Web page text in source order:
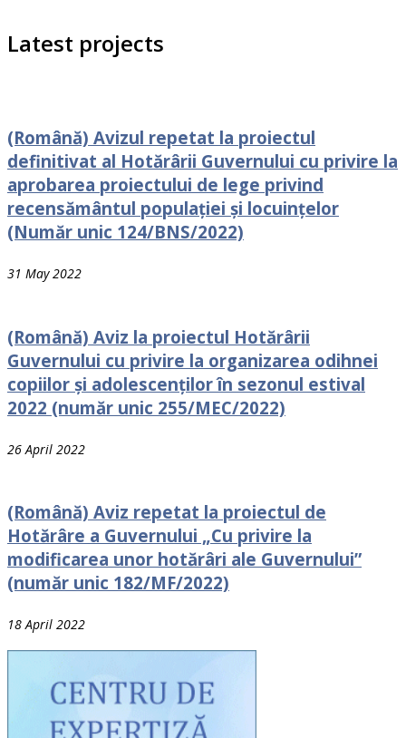
Latest projects
(Română) Avizul repetat la proiectul
definitivat al Hotărârii Guvernului cu privire la
aprobarea proiectului de lege privind
recensământul populației și locuințelor
(Număr unic 124/BNS/2022)
31 May 2022
(Română) Aviz la proiectul Hotărârii
Guvernului cu рrivire la organizarea odihnei
сорiilоr și adolescenților în sezonul estival
2022 (număr unic 255/MEC/2022)
26 April 2022
(Română) Aviz repetat la proiectul de
Hotărâre a Guvernului „Cu privire la
modificarea unor hotărâri ale Guvernului”
(număr unic 182/MF/2022)
18 April 2022